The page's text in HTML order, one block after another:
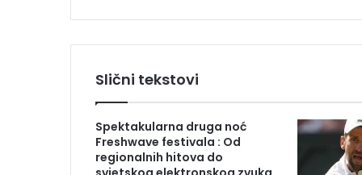
d
L
a
z
a
r
e
Slični tekstovi
Spektakularna druga noć
Freshwave festivala : Od
regionalnih hitova do